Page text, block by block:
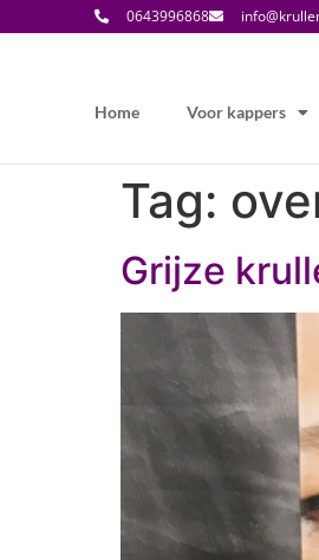
0643996868
Home Voor kappers
Tag:
Grijze